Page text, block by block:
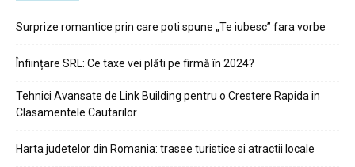
Surprize romantice prin care poti spune „Te iubesc” fara vorbe
Înființare SRL: Ce taxe vei plăti pe firmă în 2024?
Tehnici Avansate de Link Building pentru o Crestere Rapida in
Clasamentele Cautarilor
Harta judetelor din Romania: trasee turistice si atractii locale